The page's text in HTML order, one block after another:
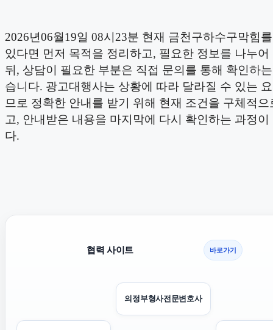
2026년06월19일 08시23분 현재 금천구하수구막힘
있다면 먼저 목적을 정리하고, 필요한 정보를 나누어
뒤, 상담이 필요한 부분은 직접 문의를 통해 확인하
습니다. 광고대행사는 상황에 따라 달라질 수 있는
므로 정확한 안내를 받기 위해 현재 조건을 구체적으
고, 안내받은 내용을 마지막에 다시 확인하는 과정이
다.
협력 사이트 바로가기
의정부형사전문변호사